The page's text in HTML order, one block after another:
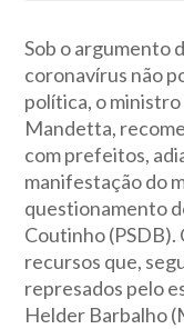
Sob o argumento
coronavírus não
política, o
Mandetta,
com prefeitos,
manifestação do
questionamento
Coutinho (PSDB).
recursos que,
represados pelo
Helder Barbalho